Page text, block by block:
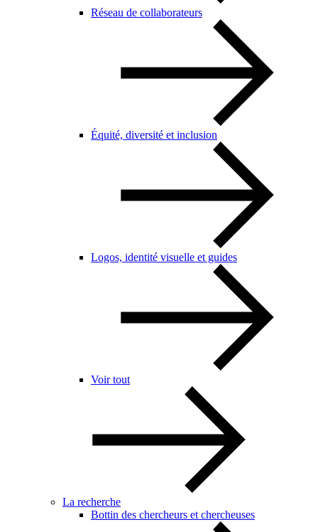
Réseau de collaborateurs
Équité, diversité et inclusion
Logos, identité visuelle et guides
Voir tout
La recherche
Bottin des chercheurs et chercheuses